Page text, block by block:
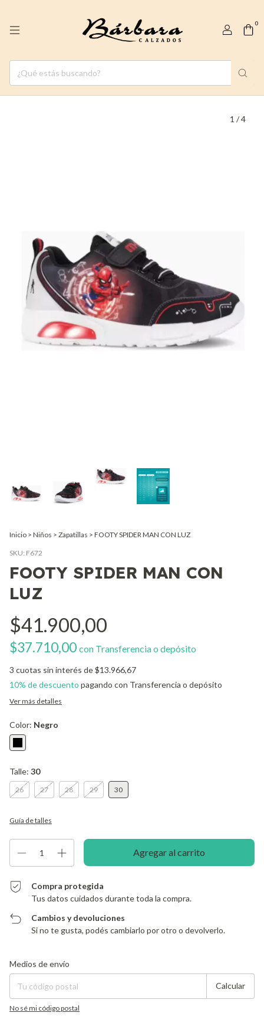
0
1 /4
Inicio > Niños > Zapatillas > FOOTY SPIDER MAN CON LUZ
SKU: F672
FOOTY SPIDER MAN CON
LUZ
$41.900,00
$37.710,00 con Transferencia o depósito
3 cuotas sin interés de$13.966,67
10% de descuento pagando con Transferencia o depósito
Ver más detalles
Color: Negro
Talle: 30
26 27 28 29 30
Guía de talles
Compra protegida
Tus datos cuidados durante toda la compra.
Cambios y devoluciones
Si no te gusta, podés cambiarlo por otro o devolverlo.
Entregas para el CP:
Medios de envío
Calcular
No sé mi código postal